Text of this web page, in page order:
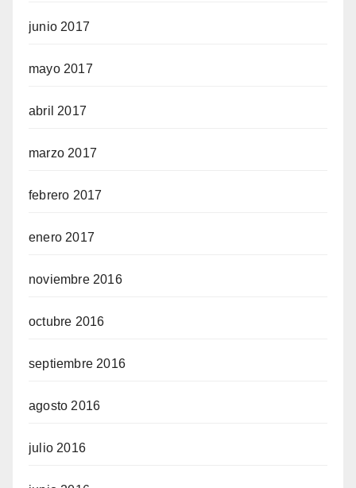
junio 2017
mayo 2017
abril 2017
marzo 2017
febrero 2017
enero 2017
noviembre 2016
octubre 2016
septiembre 2016
agosto 2016
julio 2016